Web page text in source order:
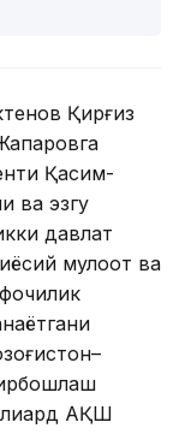
Қирғиз
Қасим-
ва эзгу
давлат
мулоқот ва
АҚШ